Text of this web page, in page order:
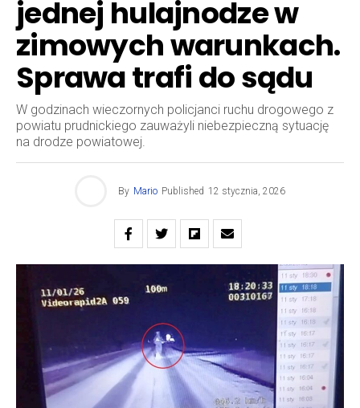
jednej hulajnodze w
zimowych warunkach.
Sprawa trafi do sądu
W godzinach wieczornych policjanci ruchu drogowego z
powiatu prudnickiego zauważyli niebezpieczną sytuację
na drodze powiatowej.
By Mario Published 12 stycznia, 2026